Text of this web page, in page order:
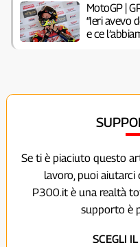
MotoGP |
“Ieri avevo
e ce
Se ti è piaciuto questo
lavoro, puoi
P300.it è una realtà
supporto è
SCEGLI